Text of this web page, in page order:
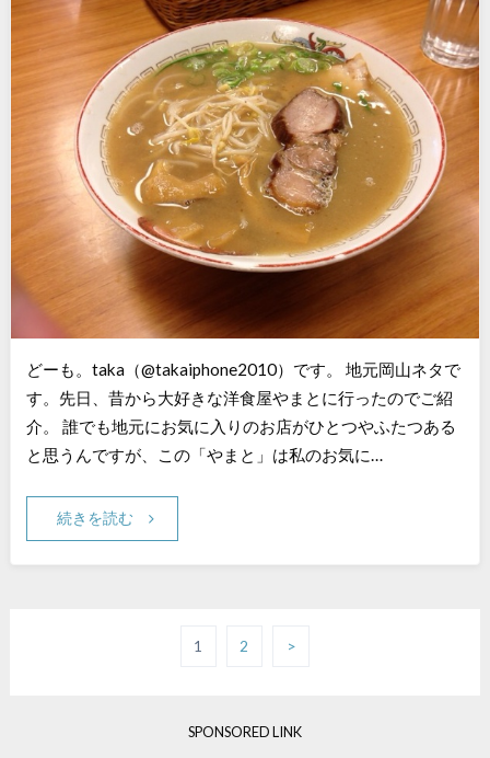
どーも。taka（@takaiphone2010）です。 地元岡山ネタで
す。先日、昔から大好きな洋食屋やまとに行ったのでご紹
介。 誰でも地元にお気に入りのお店がひとつやふたつある
と思うんですが、この「やまと」は私のお気に…
続きを読む
1 2 >
SPONSORED LINK